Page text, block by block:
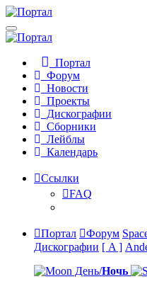
Портал
Форум
Новости
Проекты
Дискографии
Сборники
Лейблы
Календарь
Ссылки
FAQ
Портал Форум
Дискографии [ A ]
День/Ночь